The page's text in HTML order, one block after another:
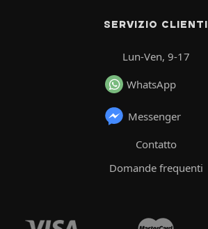
SERVIZIO CLIENTI
Lun-Ven, 9-17
WhatsApp
Messenger
Contatto
Domande frequenti